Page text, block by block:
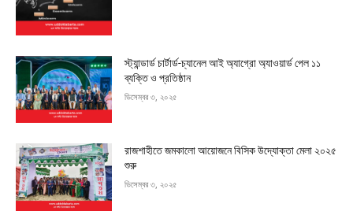
স্ট্যান্ডার্ড চার্টার্ড-চ্যানেল আই অ্যাগ্রো অ্যাওয়ার্ড পেল ১১
ব্যক্তি ও প্রতিষ্ঠান
ডিসেম্বর ৩, ২০২৫
রাজশাহীতে জমকালো আয়োজনে বিসিক উদ্যোক্তা মেলা ২০২৫
শুরু
ডিসেম্বর ৩, ২০২৫